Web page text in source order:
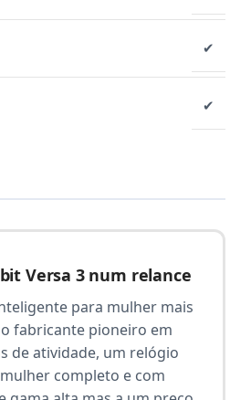
✔
✔
Versa 3 num relance
para mulher mais
fabricante pioneiro em
de atividade, um relógio
completo e com